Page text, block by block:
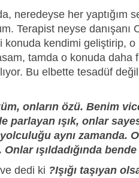
neredeyse her yaptığım
Terapist neyse danışanı
konuda kendimi geliştirip,
tamda o konuda daha
Bu elbette tesadüf
onların özü. Benim
parlayan ışık, onlar
aynı zamanda.
ışıldadığında
dedi ki ?Işığı taşıyan